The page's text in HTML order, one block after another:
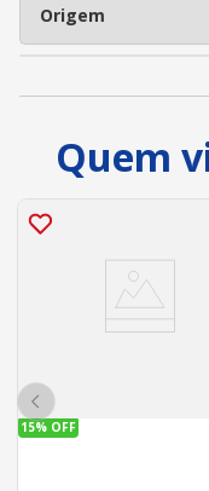
Origem
Quem
15% OFF